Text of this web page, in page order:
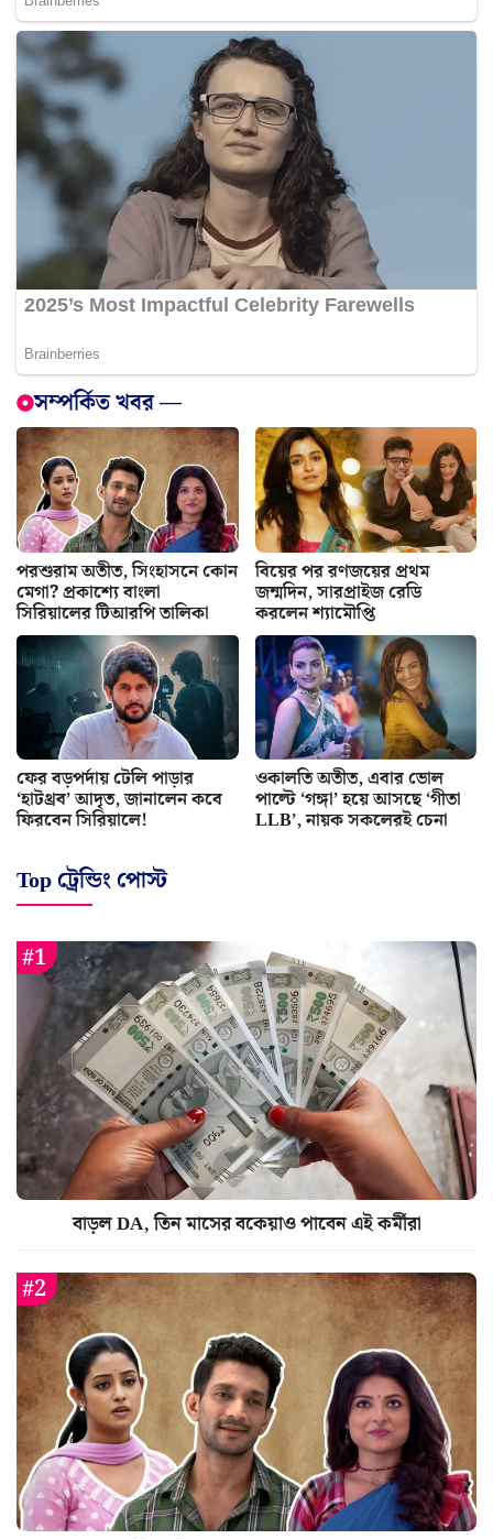
সম্পর্কিত খবর —
পরশুরাম অতীত, সিংহাসনে কোন
মেগা? প্রকাশ্যে বাংলা
সিরিয়ালের টিআরপি তালিকা
বিয়ের পর রণজয়ের প্রথম
জন্মদিন, সারপ্রাইজ রেডি
করলেন শ্যামৌপ্তি
ফের বড়পর্দায় টেলি পাড়ার
‘হাটথ্রব’ আদৃত, জানালেন কবে
ফিরবেন সিরিয়ালে!
ওকালতি অতীত, এবার ভোল
পাল্টে ‘গঙ্গা’ হয়ে আসছে ‘গীতা
LLB’, নায়ক সকলেরই চেনা
Top ট্রেন্ডিং পোস্ট
বাড়ল DA, তিন মাসের বকেয়াও পাবেন এই কর্মীরা